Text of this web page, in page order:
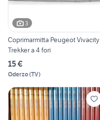
3
Coprimarmitta Peugeot Vivacity
Trekker a 4 fori
15 €
Oderzo(TV)